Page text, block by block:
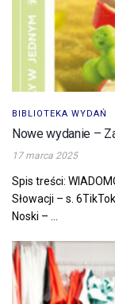
BIBLIOTEKA WYDAŃ
Nowe wydanie –
17 marca 2025
Spis treści:
Słowacji – s.
Noski – ...